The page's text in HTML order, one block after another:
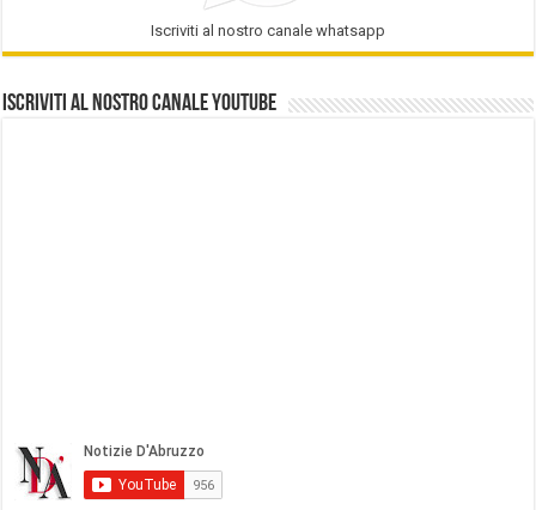
Iscriviti al nostro canale whatsapp
Iscriviti al nostro Canale Youtube